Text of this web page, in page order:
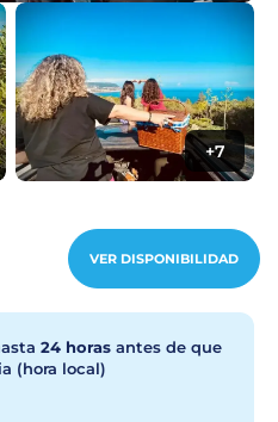
+7
VER DISPONIBILIDAD
24 horas antes de que
(hora local)